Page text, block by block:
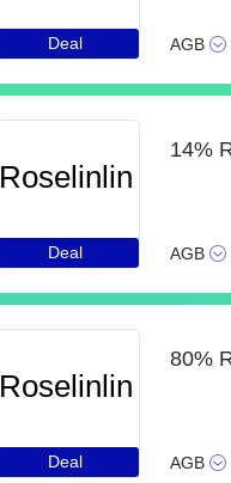
Deal AGB
Roselinlin
Deal
14%
AGB
Roselinlin
Deal
80%
AGB